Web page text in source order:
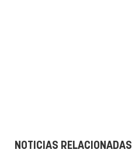
NOTICIAS RELACIONADAS